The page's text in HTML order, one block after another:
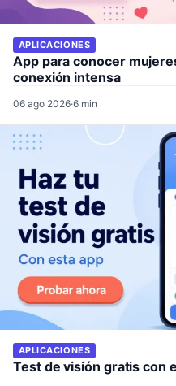
APLICACIONES
App para conocer
conexión intensa
06 ago 2026·6 min
APLICACIONES
Test de visión gratis con